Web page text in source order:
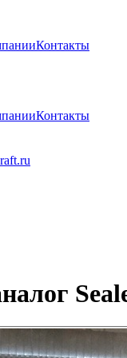
Контакты
Контакты